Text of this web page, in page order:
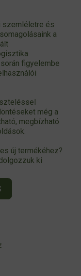
szemléletre és
a
figyelembe
még a
megbízható
új termékéhez?
ki